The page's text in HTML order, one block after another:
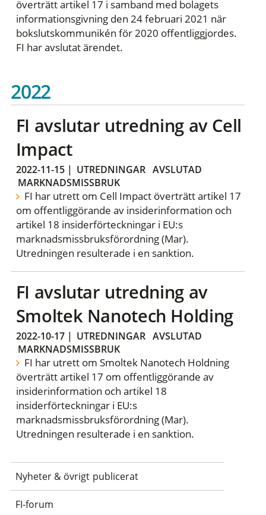
överträtt artikel 17 i samband med bolagets
informationsgivning den 24 februari 2021 när
bokslutskommunikén för 2020 offentliggjordes.
FI har avslutat ärendet.
2022
FI avslutar utredning av Cell
Impact
2022-11-15| UTREDNINGAR AVSLUTAD
MARKNADSMISSBRUK
FI har utrett om Cell Impact överträtt artikel 17
om offentliggörande av insiderinformation och
artikel 18 insiderförteckningar i EU:s
marknadsmissbruksförordning (Mar).
Utredningen resulterade i en sanktion.
FI avslutar utredning av
Smoltek Nanotech Holding
2022-10-17| UTREDNINGAR AVSLUTAD
MARKNADSMISSBRUK
FI har utrett om Smoltek Nanotech Holdning
överträtt artikel 17 om offentliggörande av
insiderinformation och artikel 18
insiderförteckningar i EU:s
marknadsmissbruksförordning (Mar).
Utredningen resulterade i en sanktion.
Nyheter & övrigt publicerat
FI-forum